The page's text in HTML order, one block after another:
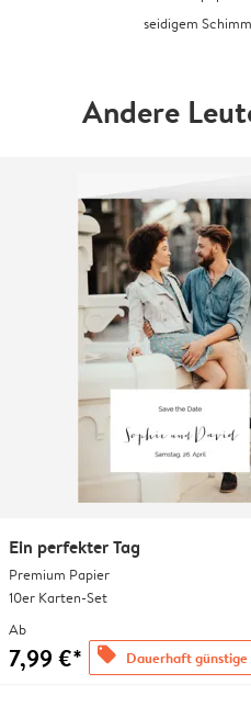
seidigem
Andere
Ein perfekter Tag
Premium Papier
10er Karten-Set
Ab
7,99 €* offers Dauerhaft günstige